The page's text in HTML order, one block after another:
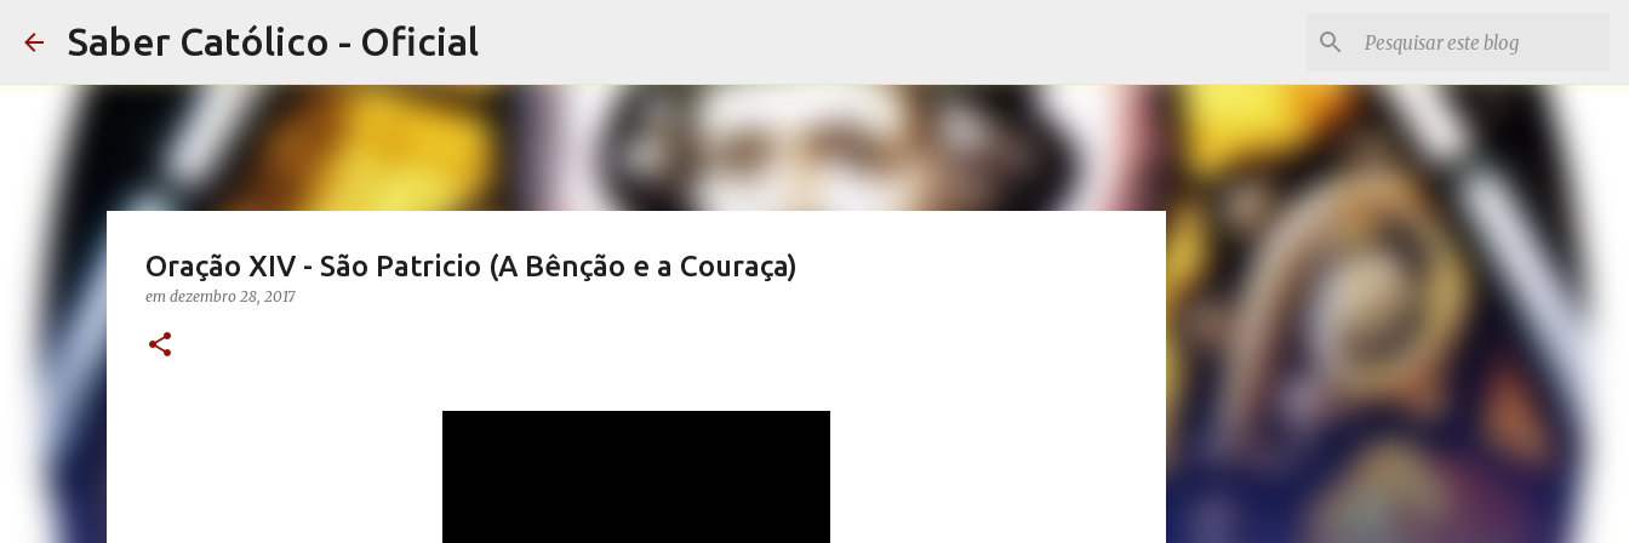
Saber Católico - Oficial
Oração XIV - São Patricio (A Bênção e a Couraça)
em dezembro 28, 2017